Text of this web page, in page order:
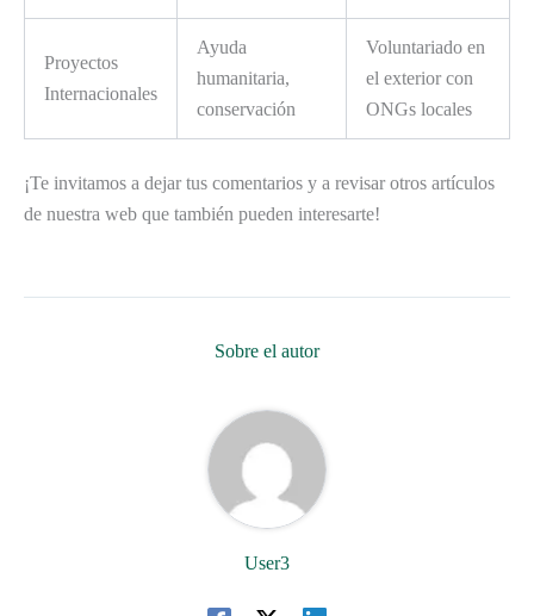
Proyectos
Internacionales
Ayuda
humanitaria,
conservación
Voluntariado en
el exterior con
ONGs locales
¡Te invitamos a dejar tus comentarios y a revisar otros artículos
de nuestra web que también pueden interesarte!
Sobre el autor
User3